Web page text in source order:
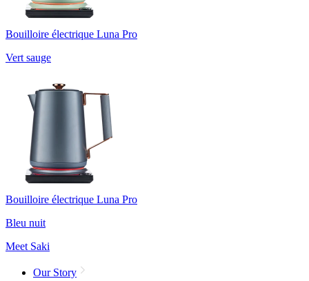
Bouilloire électrique Luna Pro
Vert sauge
Bouilloire électrique Luna Pro
Bleu nuit
Meet Saki
Our Story